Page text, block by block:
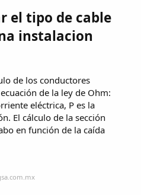
el tipo de cable
instalacion
de los conductores
de la ley de Ohm:
eléctrica, P es la
El cálculo de la sección
en función de la caída